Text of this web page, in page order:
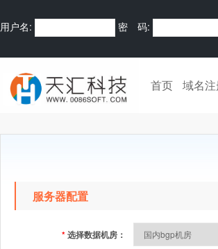
用户名: 密 码:
首页 域名
服务器配置
*选择数据机房：